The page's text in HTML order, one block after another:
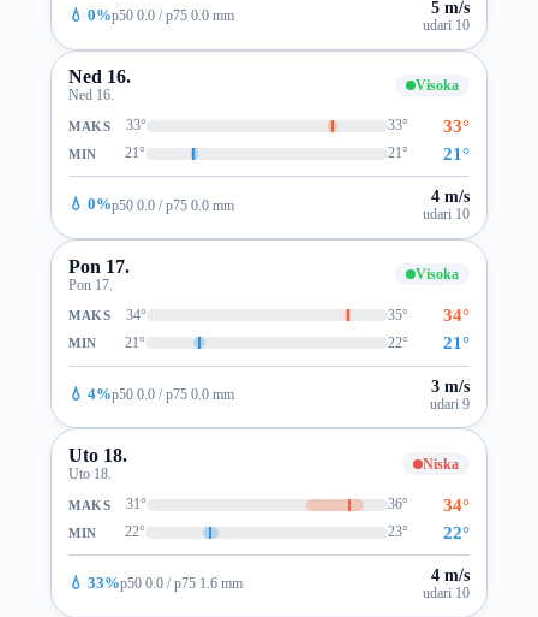
💧 0%p50 0.0 / p75 0.0 mm 5 m/s
udari 10
Ned 16.
Ned 16.
Visoka
MAKS 33° 33° 33°
MIN 21° 21° 21°
💧 0%p50 0.0 / p75 0.0 mm 4 m/s
udari 10
Pon 17.
Pon 17.
Visoka
MAKS 34° 35° 34°
MIN 21° 22° 21°
💧 4%p50 0.0 / p75 0.0 mm 3 m/s
udari 9
Uto 18.
Uto 18.
Niska
MAKS 31° 36° 34°
MIN 22° 23° 22°
💧 33%p50 0.0 / p75 1.6 mm 4 m/s
udari 10